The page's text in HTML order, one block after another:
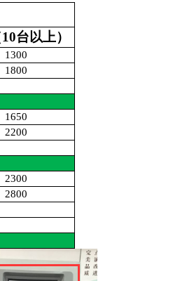
台以上）
1300
1800
1650
2200
2300
2800